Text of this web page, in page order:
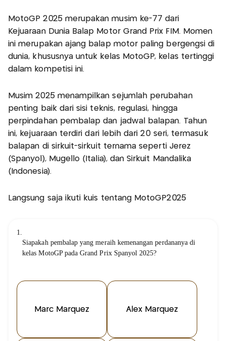
MotoGP 2025 merupakan musim ke-77 dari
Kejuaraan Dunia Balap Motor Grand Prix FIM. Momen
ini merupakan ajang balap motor paling bergengsi di
dunia, khususnya untuk kelas MotoGP, kelas tertinggi
dalam kompetisi ini.
Musim 2025 menampilkan sejumlah perubahan
penting baik dari sisi teknis, regulasi, hingga
perpindahan pembalap dan jadwal balapan. Tahun
ini, kejuaraan terdiri dari lebih dari 20 seri, termasuk
balapan di sirkuit-sirkuit ternama seperti Jerez
(Spanyol), Mugello (Italia), dan Sirkuit Mandalika
(Indonesia).
Langsung saja ikuti kuis tentang MotoGP2025
1.
Siapakah pembalap yang meraih kemenangan perdananya di
kelas MotoGP pada Grand Prix Spanyol 2025?
Marc Marquez Álex Marquez